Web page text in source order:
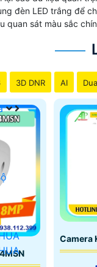
đèn LED trắng để
quan sát màu sắc
3D DNR AI
Camera